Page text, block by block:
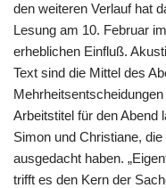
den weiteren Verlauf hat
Lesung am 10. Februar
erheblichen Einfluß.
Text sind die Mittel des
Arbeitstitel für den Abend
Simon und Christiane,
ausgedacht haben.
trifft es den Kern der